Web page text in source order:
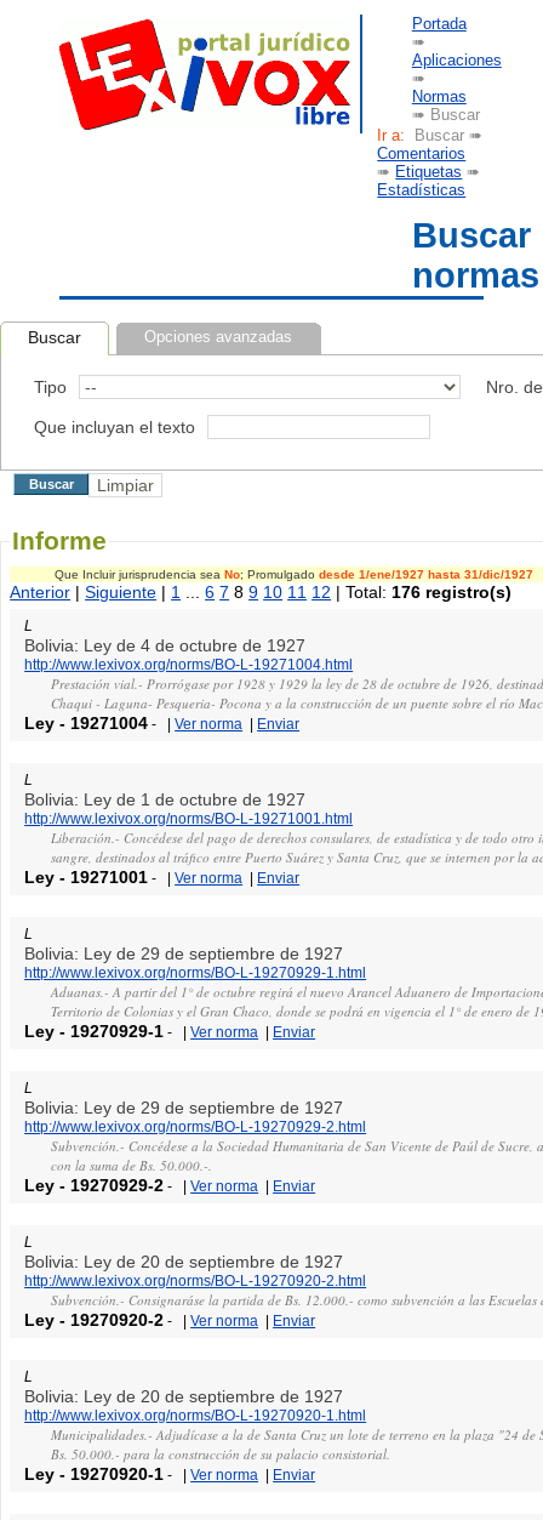
Portada
➠
Aplicaciones
➠
Normas
➠ Buscar
Ir a: Buscar ➠
Comentarios
➠ Etiquetas ➠
Estadísticas
Buscar
normas
Buscar Opciones avanzadas
Tipo Nro.
Que incluyan el texto
Informe
Que Incluir jurisprudencia sea No; Promulgado desde 1/ene/1927 hasta 31/dic/1927
Anterior |Siguiente | 1 ...6 7 89 10 11 12 | Total: 176 registro(s)
L
Bolivia: Ley de 4 de octubre de 1927
http://www.lexivox.org/norms/BO-L-19271004.html
Prestación vial.- Prorrógase por 1928 y 1929 la ley de 28 de octubre de 1926,
Chaqui - Laguna- Pesqueria- Pocona y a la construcción de un puente sobre el río
Ley - 19271004 - |Ver norma | Enviar
L
Bolivia: Ley de 1 de octubre de 1927
http://www.lexivox.org/norms/BO-L-19271001.html
Liberación.- Concédese del pago de derechos consulares, de estadística y de todo
sangre, destinados al tráfico entre Puerto Suárez y Santa Cruz, que se internen por la
Ley - 19271001 - |Ver norma | Enviar
L
Bolivia: Ley de 29 de septiembre de 1927
http://www.lexivox.org/norms/BO-L-19270929-1.html
Aduanas.- A partir del 1° de octubre regirá el nuevo Arancel Aduanero de
Territorio de Colonias y el Gran Chaco, donde se podrá en vigencia el 1° de enero de
Ley - 19270929-1 - |Ver norma | Enviar
L
Bolivia: Ley de 29 de septiembre de 1927
http://www.lexivox.org/norms/BO-L-19270929-2.html
Subvención.- Concédese a la Sociedad Humanitaria de San Vicente de Paúl de
con la suma de Bs. 50.000.-.
Ley - 19270929-2 - |Ver norma | Enviar
L
Bolivia: Ley de 20 de septiembre de 1927
http://www.lexivox.org/norms/BO-L-19270920-2.html
Subvención.- Consignaráse la partida de Bs. 12.000.- como subvención a las
Ley - 19270920-2 - |Ver norma | Enviar
L
Bolivia: Ley de 20 de septiembre de 1927
http://www.lexivox.org/norms/BO-L-19270920-1.html
Municipalidades.- Adjudícase a la de Santa Cruz un lote de terreno en la plaza "24
Bs. 50.000.- para la construcción de su palacio consistorial.
Ley - 19270920-1 - |Ver norma | Enviar